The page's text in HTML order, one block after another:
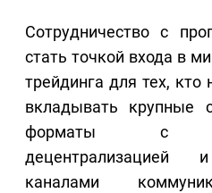
Сотрудничество с
стать точкой входа в
трейдинга для тех, кто
вкладывать крупные
форматы с
децентрализацией
каналами